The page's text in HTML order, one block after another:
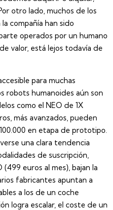
otro lado, muchos de los
compañía han sido
operados por un humano
valor, está lejos todavía de
para muchas
robots humanoides aún son
como el NEO de 1X
más avanzados, pueden
en etapa de prototipo.
una clara tendencia
de suscripción,
euros al mes), bajan la
fabricantes apuntan a
a los de un coche
logra escalar, el coste de un